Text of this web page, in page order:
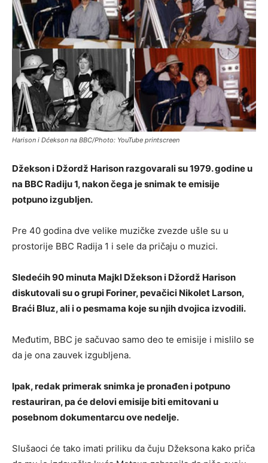
Harison i Dćekson na BBC/Photo: YouTube printscreen
Džekson i Džordž Harison razgovarali su 1979. godine u
na BBC Radiju 1, nakon čega je snimak te emisije
potpuno izgubljen.
Pre 40 godina dve velike muzičke zvezde ušle su u
prostorije BBC Radija 1 i sele da pričaju o muzici.
Sledećih 90 minuta Majkl Džekson i Džordž Harison
diskutovali su o grupi Foriner, pevačici Nikolet Larson,
Braći Bluz, ali i o pesmama koje su njih dvojica izvodili.
Međutim, BBC je sačuvao samo deo te emisije i mislilo se
da je ona zauvek izgubljena.
Ipak, redak primerak snimka je pronađen i potpuno
restauriran, pa će delovi emisije biti emitovani u
posebnom dokumentarcu ove nedelje.
Slušaoci će tako imati priliku da čuju Džeksona kako priča